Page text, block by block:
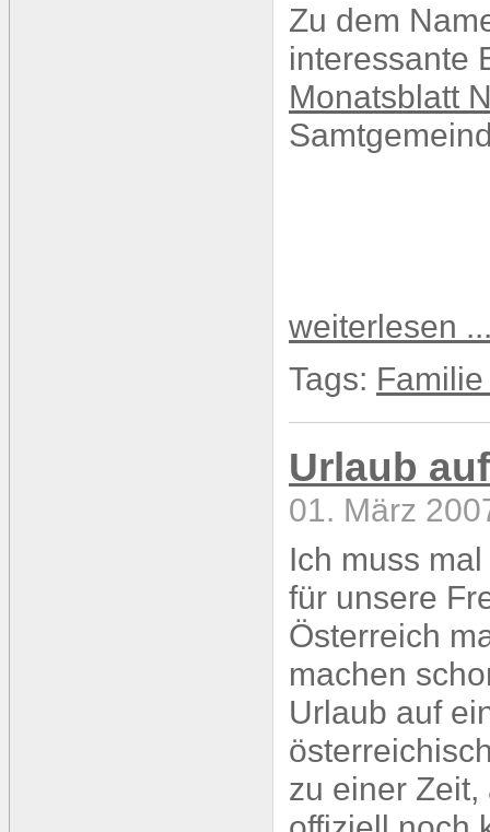
Zu dem
interessante
Monatsblatt
weiterlesen
Tags:
Urlaub
01. März
Ich muss
für unsere
Österreich
machen
Urlaub auf
zu einer